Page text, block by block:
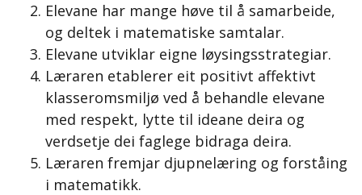
Elevane har mange høve til å samarbeide,
og deltek i matematiske samtalar.
Elevane utviklar eigne løysingsstrategiar.
Læraren etablerer eit positivt affektivt
klasseromsmiljø ved å behandle elevane
med respekt, lytte til ideane deira og
verdsetje dei faglege bidraga deira.
Læraren fremjar djupnelæring og forståing
i matematikk.